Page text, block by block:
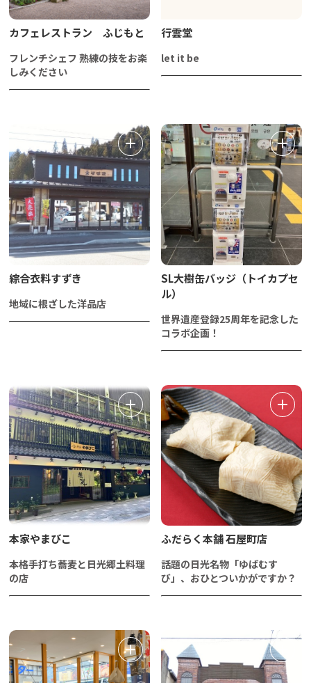
カフェレストラン ふじもと
フレンチシェフ 熟練の技をお楽
しみください
行雲堂
let it be
綜合衣料すずき
地域に根ざした洋品店
SL大樹缶バッジ（トイカプセ
ル）
世界遺産登録25周年を記念した
コラボ企画！
本家やまびこ
本格手打ち蕎麦と日光郷土料理
の店
ふだらく本舗 石屋町店
話題の日光名物「ゆばむす
び」、おひとついかがですか？